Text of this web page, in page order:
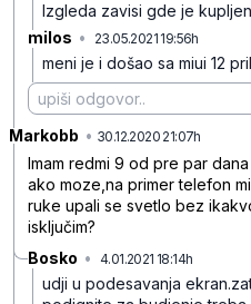
Izgleda zavisi gde je
milos • 23.05.2021 19:56h
meni je i došao sa miui 12
Markobb • 30.12.2020 21:07h
Imam redmi 9 od pre par
ako moze,na primer telefon
ruke upali se svetlo bez
isključim?
Bosko • 4.01.2021 18:14h
udji u podesavanja